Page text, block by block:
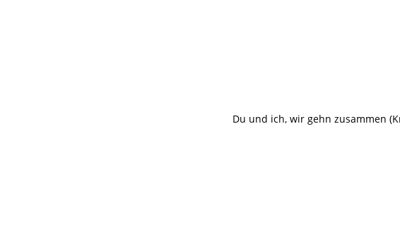
Du und ich, wir gehn zusammen